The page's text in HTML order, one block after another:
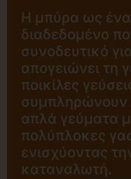
Η μπύρα ως ένα
διαδεδομένο
συνοδευτικό
απογειώνει τη
ποικίλες
συμπληρώνουν
απλά γεύματα
πολύπλοκες
ενισχύοντας
καταναλωτή.